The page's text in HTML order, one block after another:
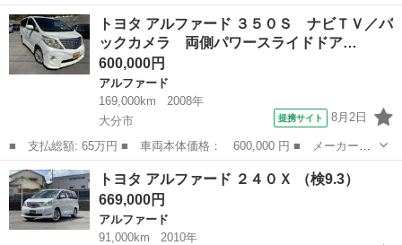
ー名： トヨタ ■ 車種名： アルファードハイブリッド ■ グレー
ド名： Ｘ 純正９型ディスプレイ 後席モニター 禁煙車 両側電
動ドア ...
大分 大分市 アルファード
トヨタ アルファード ３５０Ｓ ナビＴＶ／バ
ックカメラ 両側パワースライドドア…
600,000円
アルファード
169,000km
2008年
大分市
提携サイト 8月2日
■ 支払総額: 65万円 ■ 車両本体価格： 600,000 円 ■ メーカー
名： トヨタ ■ 車種名： アルファード ■ グレード名： ３５０
Ｓ ナビＴＶ／バックカメラ 両側パワースライドドア ＥＴＣ プ
ッシュスタート／...
大分 大分市 アルファード
トヨタ アルファード ２４０Ｘ （検9.3）
669,000円
アルファード
91,000km
2010年